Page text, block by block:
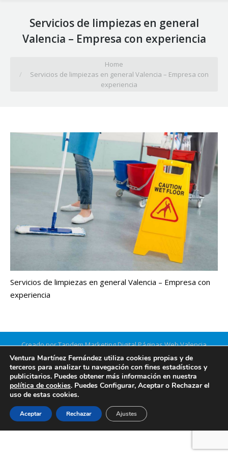
Servicios de limpiezas en general
Valencia – Empresa con experiencia
Home
Servicios de limpiezas en general Valencia – Empresa con
experiencia
Servicios de limpiezas en general Valencia – Empresa con
experiencia
Creado por Tandem Marketing DigitalPáginas Web Valencia
Información legal
Ventura Martínez Fernández utiliza cookies propias y de
terceros para analizar tu navegación con fines estadísticos y
publicitarios. Puedes obtener más información en nuestra
política de cookies. Puedes Configurar, Aceptar o Rechazar el
uso de estas cookies.
Aceptar Rechazar Ajustes